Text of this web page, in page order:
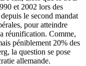
et 2002 lors des
le second mandat
pour atteindre
réunification. Comme,
péniblement 20% des
la question se pose
allemande.